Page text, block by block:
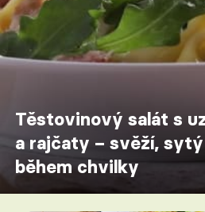
Těstovinový salát s
a rajčaty – svěží,
během chvilky